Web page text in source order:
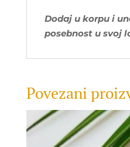
Dodaj u korpu i
posebnost u svoj
Povezani